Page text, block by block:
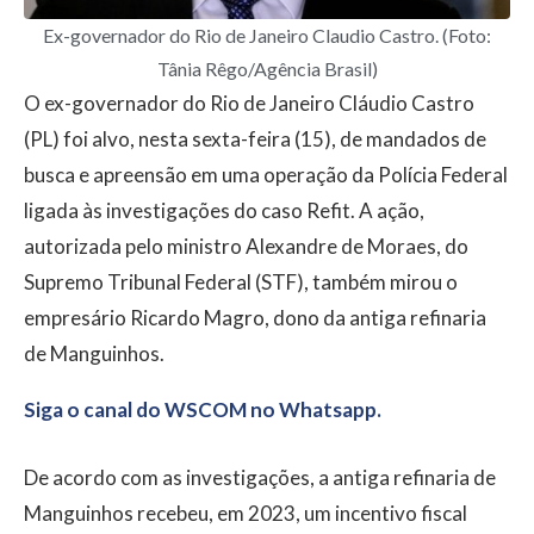
Ex-governador do Rio de Janeiro Claudio Castro. (Foto:
Tânia Rêgo/Agência Brasil)
O ex-governador do Rio de Janeiro Cláudio Castro
(PL) foi alvo, nesta sexta-feira (15), de mandados de
busca e apreensão em uma operação da Polícia Federal
ligada às investigações do caso Refit. A ação,
autorizada pelo ministro Alexandre de Moraes, do
Supremo Tribunal Federal (STF), também mirou o
empresário Ricardo Magro, dono da antiga refinaria
de Manguinhos.
Siga o canal do WSCOM no Whatsapp.
De acordo com as investigações, a antiga refinaria de
Manguinhos recebeu, em 2023, um incentivo fiscal